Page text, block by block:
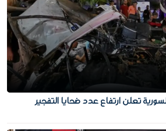
تعلن ارتفاع عدد ضحايا التفجير